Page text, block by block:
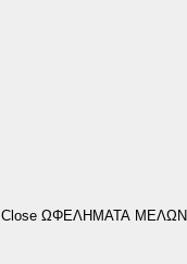
Close ΩΦΕΛΗΜΑΤΑ ΜΕΛΩΝ